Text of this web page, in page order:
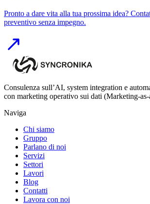
Pronto a dare vita alla tua prossima idea?
preventivo senza impegno.
Consulenza sull’AI, system integration e
con marketing operativo sui dati (Marketing-
Naviga
Chi siamo
Gruppo
Parlano di noi
Servizi
Settori
Lavori
Blog
Contatti
Lavora con noi